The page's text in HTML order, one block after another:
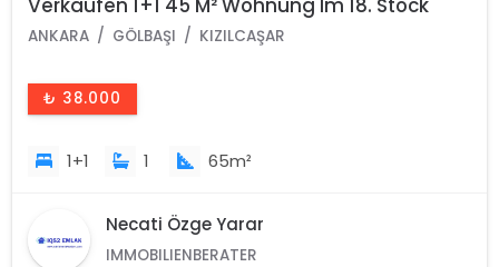
ANKARA GÖLBAŞI KIZILCAŞAR
₺ 38.000
1+1 1 65m²
Necati Özge Yarar
IMMOBILIENBERATER